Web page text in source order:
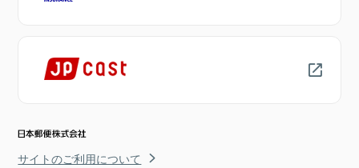
サイトのご利用について